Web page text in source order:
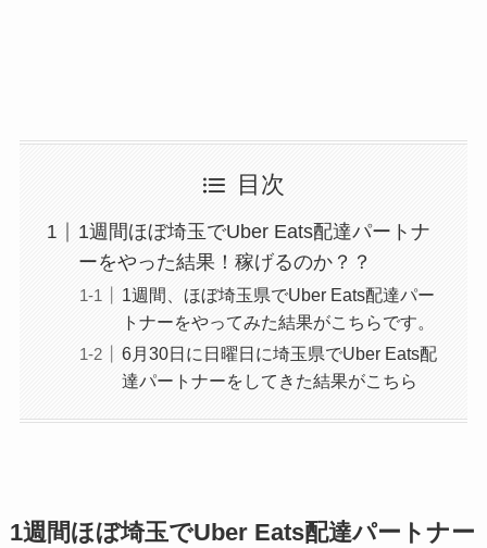
目次
1週間ほぼ埼玉でUber Eats配達パートナ
ーをやった結果！稼げるのか？？
1週間、ほぼ埼玉県でUber Eats配達パー
トナーをやってみた結果がこちらです。
6月30日に日曜日に埼玉県でUber Eats配
達パートナーをしてきた結果がこちら
1週間ほぼ埼玉でUber Eats配達パートナー